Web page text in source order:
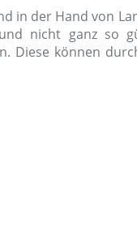
in der Hand von
nicht ganz so
Diese können